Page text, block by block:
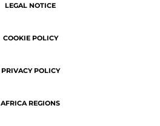
LEGAL NOTICE
COOKIE POLICY
PRIVACY POLICY
AFRICA REGIONS